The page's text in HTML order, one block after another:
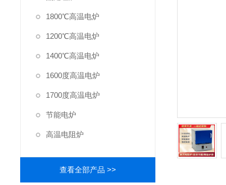
1800℃高温电炉
1200℃高温电炉
1400℃高温电炉
1600度高温电炉
1700度高温电炉
节能电炉
高温电阻炉
查看全部产品 >>